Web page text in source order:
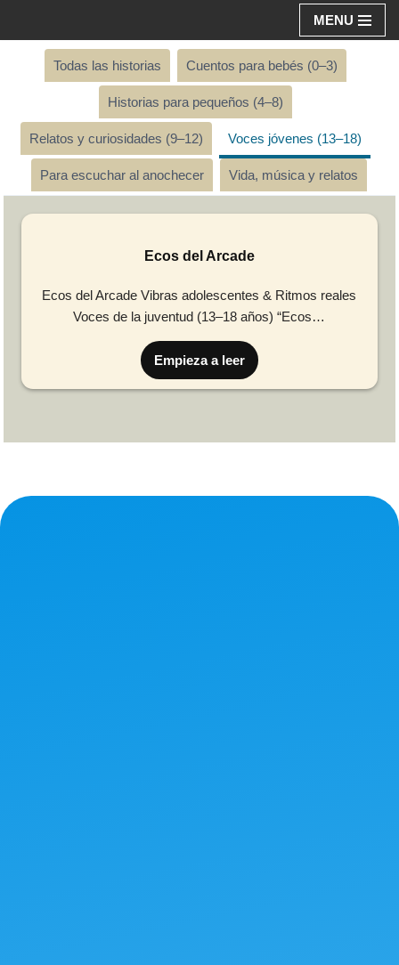
MENU
Todas las historias Cuentos para bebés (0–3)
Historias para pequeños (4–8)
Relatos y curiosidades (9–12) Voces jóvenes (13–18)
Para escuchar al anochecer Vida, música y relatos
Ecos del Arcade
Ecos del Arcade Vibras adolescentes & Ritmos reales
Voces de la juventud (13–18 años) “Ecos…
Empieza a leer